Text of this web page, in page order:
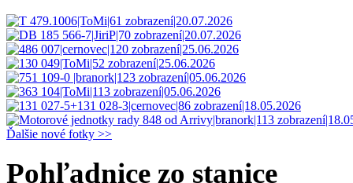
Ďalšie nové fotky >>
Pohľadnice zo stanice